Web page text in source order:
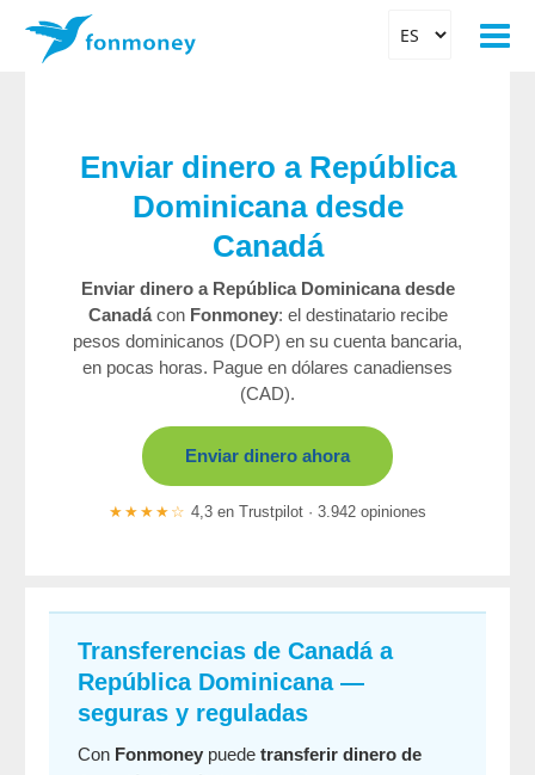
Enviar dinero a República
Dominicana desde
Canadá
Enviar dinero a República Dominicana desde
Canadácon Fonmoney: el destinatario recibe
pesos dominicanos (DOP) en su cuenta bancaria,
en pocas horas. Pague en dólares canadienses
(CAD).
Enviar dinero ahora
★★★★☆ 4,3 en Trustpilot · 3.942 opiniones
Transferencias de Canadá a
República Dominicana —
seguras y reguladas
Con Fonmoney puede transferir dinero de